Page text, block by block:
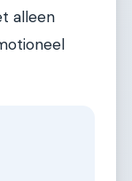
alleen